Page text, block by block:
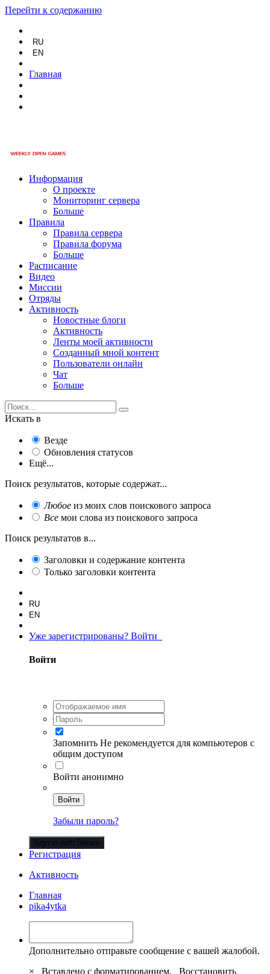
Перейти к содержанию
RU
EN
Главная
Информация
О проекте
Мониторинг сервера
Больше
Правила
Правила сервера
Правила форума
Больше
Расписание
Видео
Миссии
Отряды
Активность
Новостные блоги
Активность
Ленты моей активности
Созданный мной контент
Пользователи онлайн
Чат
Больше
Искать в
Везде
Обновления статусов
Ещё...
Поиск результатов, которые содержат...
Любое из моих слов поискового запроса
Все мои слова из поискового запроса
Поиск результатов в...
Заголовки и содержание контента
Только заголовки контента
RU
EN
Уже зарегистрированы? Войти
Войти
Запомнить Не рекомендуется для компьютеров с
общим доступом
Войти анонимно
Войти
Забыли пароль?
Sign in with Steam
Регистрация
Активность
Главная
pika4ytka
Дополнительно отправьте сообщение с вашей жалобой.
×
Вставлено с форматированием. Восстановить